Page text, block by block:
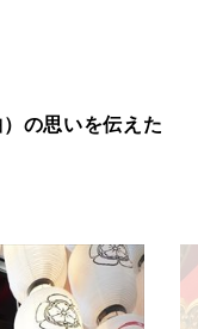
の思いを伝えた